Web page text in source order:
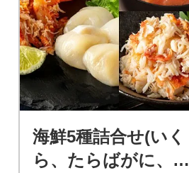
海鮮5種詰合せ(いく
ら、たらばがに、花